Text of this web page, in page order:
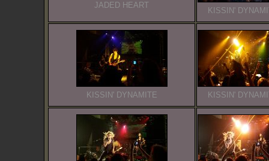
JADED HEART
KISSIN'
KISSIN' DYNAMITE KISSIN'